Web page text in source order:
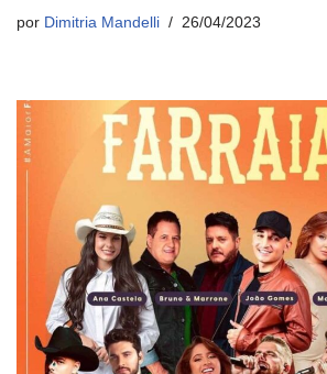
por Dimitria Mandelli 26/04/2023